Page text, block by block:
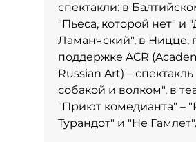
спектакли: в
"Пьеса, которой нет" и
Ламанчский", в Ницце,
поддержке ACR
Russian Art) –
собакой и волком", в
"Приют комедианта" –
Турандот" и "Не Гамлет".